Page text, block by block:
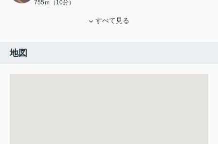
755ｍ（10分）
すべて見る
地図